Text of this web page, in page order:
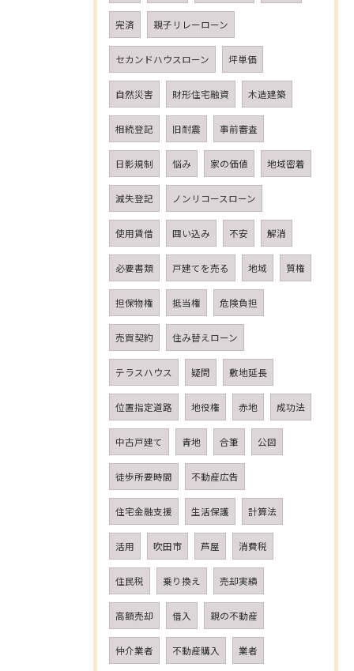
完済 親子リレーローン
セカンドハウスローン 坪単価
自然災害 財形住宅融資 木造建築
相続登記 旧耐震 事前審査
日影規制 悩み 家の価値 地域密着
減失登記 ノンリコースローン
使用賃借 囲い込み 不安 解消
必要書類 戸建てを売る 地域 質権
担保物権 抵当権 危険負担
売買契約 住み替えローン
テラスハウス 疑問 敷地延長
位置指定道路 地役権 赤地 成功法
中古戸建て 青地 合筆 公図
徒歩所要時間 不動産広告
住宅金融支援 生活保護 計算法
活用 吹田市 芦屋 消費税
住民税 乗り換え 売却実績
高額売却 借入 親の不動産
仲介業者 不動産購入 業者